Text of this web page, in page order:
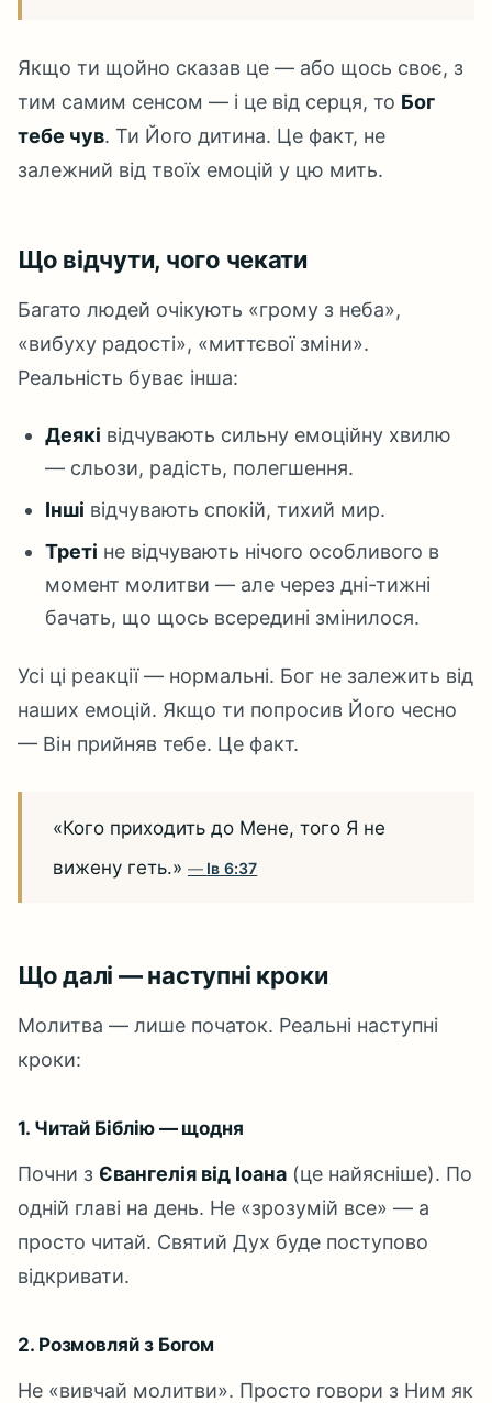
Якщо ти щойно сказав це — або щось своє, з
тим самим сенсом — і це від серця, то Бог
тебе чув. Ти Його дитина. Це факт, не
залежний від твоїх емоцій у цю мить.
Що відчути, чого чекати
Багато людей очікують «грому з неба»,
«вибуху радості», «миттєвої зміни».
Реальність буває інша:
Деякі відчувають сильну емоційну хвилю
— сльози, радість, полегшення.
Інші відчувають спокій, тихий мир.
Треті не відчувають нічого особливого в
момент молитви — але через дні-тижні
бачать, що щось всередині змінилося.
Усі ці реакції — нормальні. Бог не залежить від
наших емоцій. Якщо ти попросив Його чесно
— Він прийняв тебе. Це факт.
«Кого приходить до Мене, того Я не
вижену геть.»
Ів 6:37
Що далі — наступні кроки
Молитва — лише початок. Реальні наступні
кроки:
1. Читай Біблію — щодня
Почни з Євангелія від Іоана (це найясніше). По
одній главі на день. Не «зрозумій все» — а
просто читай. Святий Дух буде поступово
відкривати.
2. Розмовляй з Богом
Не «вивчай молитви». Просто говори з Ним як